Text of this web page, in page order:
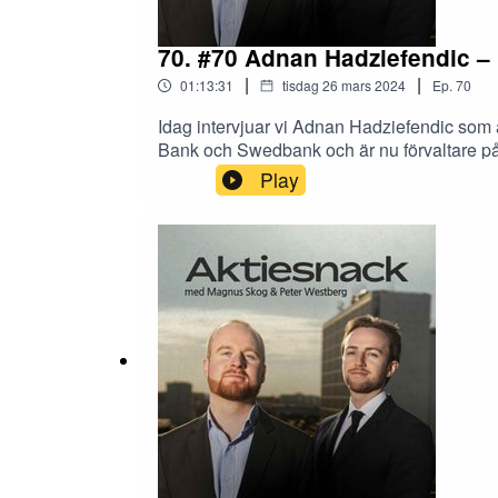
70. #70 Adnan Hadziefendic
01:13:31 | tisdag 26 mars 2024 | Ep. 70
Idag intervjuar vi Adnan Hadziefendic
Bank och Swedbank och är nu förvaltare
investeringar.Hur man värderar en
dynamiken mellan förvärvande och
serieförvärvare.Kapitalallokering.Bolag
institutioner samt flera investor relations
via länken nedan.https://quartr.com/
långa studie på serieförvärvare.https://
till vår huvudsponsor Avanza!Aktiesnack
komma i kontakt med
@analytikern1234Peter: @Matematikern3
Play